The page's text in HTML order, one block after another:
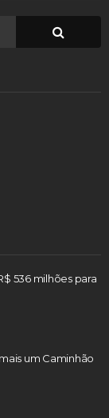
536 milhões para
um Caminhão